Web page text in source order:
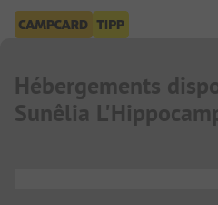
Hébergements
Sunêlia